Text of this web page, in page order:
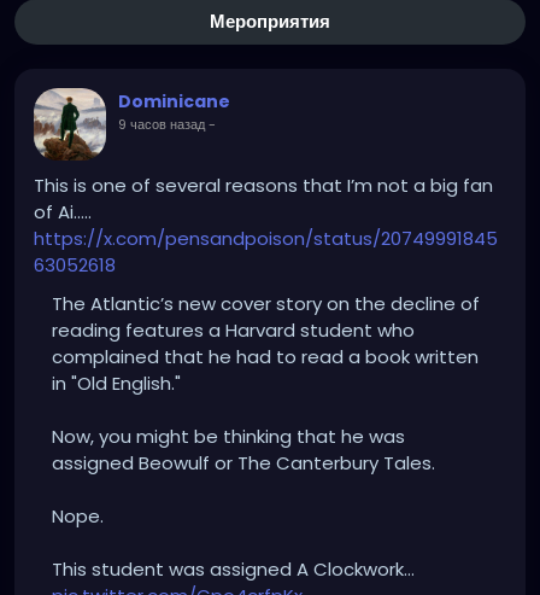
Мероприятия
Dominicane
9 часов назад-
This is one of several reasons that I’m not a big fan
of Ai…..
https://x.com/pensandpoison/status/20749991845
63052618
The Atlantic’s new cover story on the decline of
reading features a Harvard student who
complained that he had to read a book written
in "Old English."
Now, you might be thinking that he was
assigned Beowulf or The Canterbury Tales.
Nope.
This student was assigned A Clockwork…